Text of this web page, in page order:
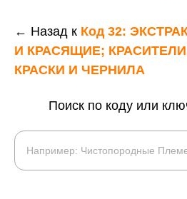
← Назад к Код 32:
И КРАСЯЩИЕ;
КРАСКИ И ЧЕРНИЛА
Поиск по коду или